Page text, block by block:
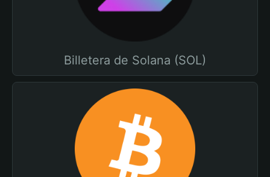
Billetera de Solana (SOL)